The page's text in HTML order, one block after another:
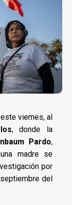
viernes, al
, donde la
Pardo,
madre se
por
del